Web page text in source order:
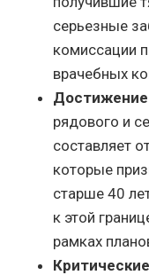
серьезные
комиссации
врачебных
Достижение
рядового и
составляет
которые
старше 40
к этой
рамках